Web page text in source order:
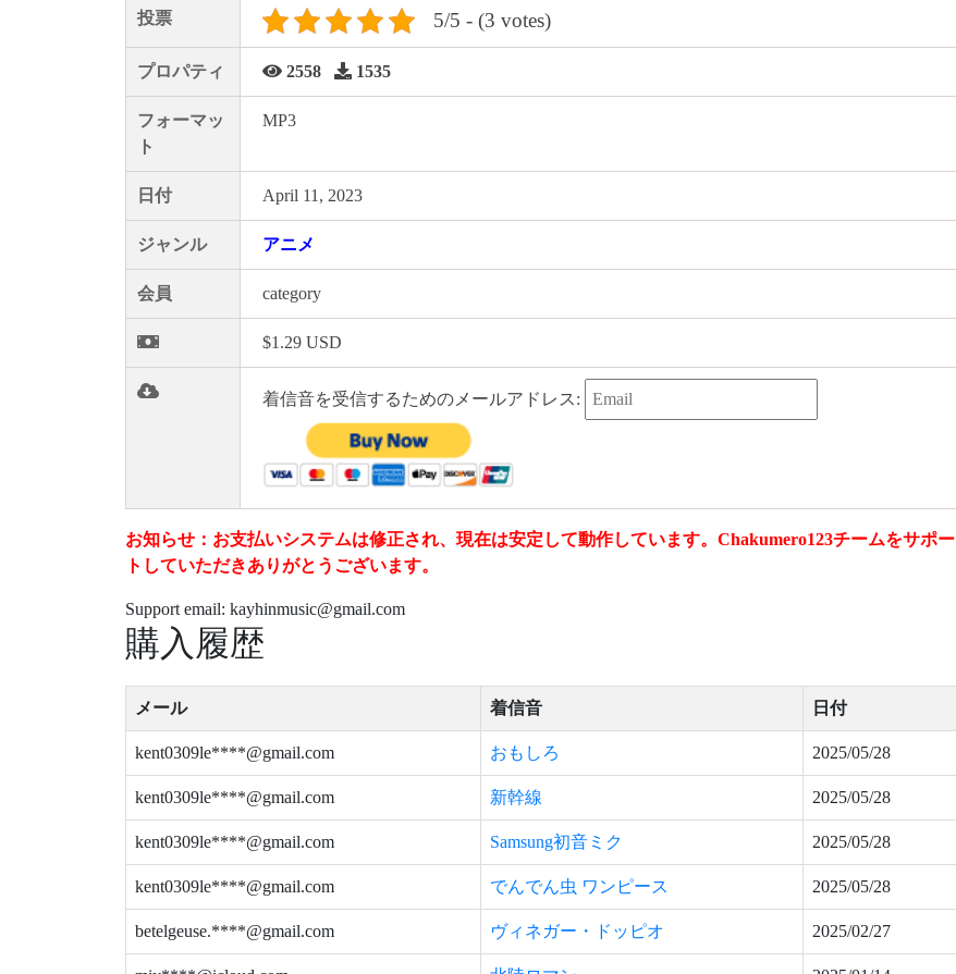
投票 5/5 - (3 votes)
プロパティ 2558 1535
フォーマッ
ト
MP3
日付 April 11, 2023
ジャンル アニメ
会員 category
$1.29 USD
着信音を受信するためのメールアドレス:
お知らせ：お支払いシステムは修正され、現在は安定して動作しています。Chakumero123チームをサポー
トしていただきありがとうございます。
Support email: kayhinmusic@gmail.com
購入履歴
メール 着信音 日付
kent0309le****@gmail.com おもしろ 2025/05/28
kent0309le****@gmail.com 新幹線 2025/05/28
kent0309le****@gmail.com Samsung初音ミク 2025/05/28
kent0309le****@gmail.com でんでん虫 ワンピース 2025/05/28
betelgeuse.****@gmail.com ヴィネガー・ドッピオ 2025/02/27